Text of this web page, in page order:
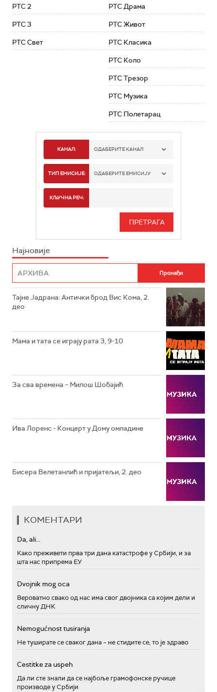
РТС 2
РТС 3
РТС Свет
РТС Драма
РТС Живот
РТС Класика
РТС Коло
РТС Трезор
РТС Музика
РТС Полетарац
КАНАЛ: ОДАБЕРИТЕ КАНАЛ
РТС 1
РТС 3
РТС ЖИВОТ
РТС КОЛО
ТИП ЕМИСИЈЕ: ОДАБЕРИТЕ ЕМИСИЈУ
ИНФО
КЉУЧНА РЕЧ:
Најновије
Тајне Јадрана: Антички брод Вис Кома, 2.
део
Мама и тата се играју рата 3, 9-10
За сва времена – Милош Шобајић
Ива Лоренс - Концерт у Дому омладине
Бисера Велетанлић и пријатељи, 2. део
КОМЕНТАРИ
Da, ali...
Како преживети прва три дана катастрофе у Србији, и за
шта нас припрема ЕУ
Dvojnik mog oca
Вероватно свако од нас има свог двојника са којим дели и
сличну ДНК
Nemogućnost tusiranja
Не туширате се сваког дана – не стидите се, то је здраво
Cestitke za uspeh
Да ли сте знали да се најбоље грамофонске ручице
производе у Србији